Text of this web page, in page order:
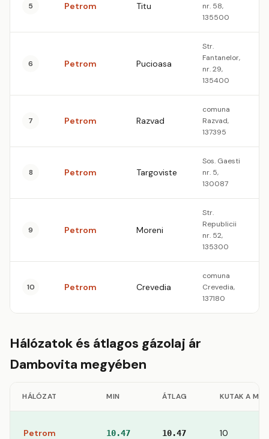
5 Petrom Titu
nr. 58,
135500
6 Petrom Pucioasa
Str.
Fantanelor,
nr. 29,
135400
7 Petrom Razvad
comuna
Razvad,
137395
8 Petrom Targoviste
Sos. Gaesti
nr. 5,
130087
9 Petrom Moreni
Str.
Republicii
nr. 52,
135300
10 Petrom Crevedia
comuna
Crevedia,
137180
Hálózatok és átlagos gázolaj ár
Dambovita megyében
HÁLÓZAT MIN ÁTLAG KUTAK A
Petrom 10.47 10.47 10